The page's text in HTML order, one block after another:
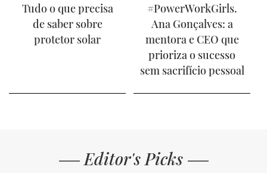
Tudo o que precisa
de saber sobre
protetor solar
#PowerWorkGirls.
Ana Gonçalves: a
mentora e CEO que
prioriza o sucesso
sem sacrifício pessoal
Editor's Picks